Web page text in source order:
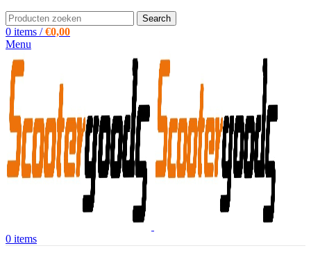
Search
0 items / €0,00
Menu
0 items